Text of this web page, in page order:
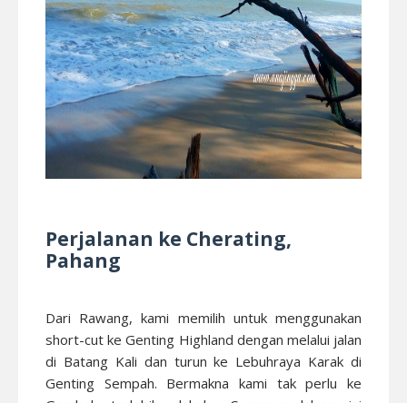
Perjalanan ke Cherating,
Pahang
Dari Rawang, kami memilih untuk menggunakan
short-cut ke Genting Highland dengan melalui jalan
di Batang Kali dan turun ke Lebuhraya Karak di
Genting Sempah. Bermakna kami tak perlu ke